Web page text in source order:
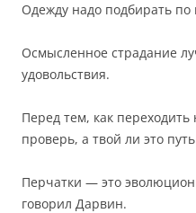
Одежду надо подбирать по
Осмысленное страдание
удовольствия.
Перед тем, как
проверь, а твой ли это
Перчатки — это
говорил Дарвин.